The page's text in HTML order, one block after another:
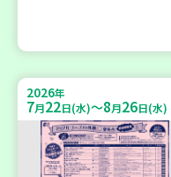
2026年
7月22日(水)～8月26日(水)